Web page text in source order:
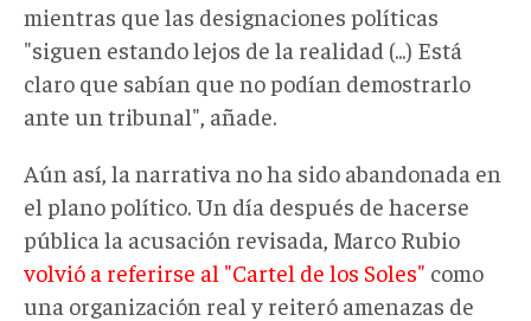
mientras que las designaciones políticas
"siguen estando lejos de la realidad (...) Está
claro que sabían que no podían demostrarlo
ante un tribunal", añade.
Aún así, la narrativa no ha sido abandonada en
el plano político. Un día después de hacerse
pública la acusación revisada, Marco Rubio
volvió a referirse al "Cartel de los Soles" como
una organización real y reiteró amenazas de